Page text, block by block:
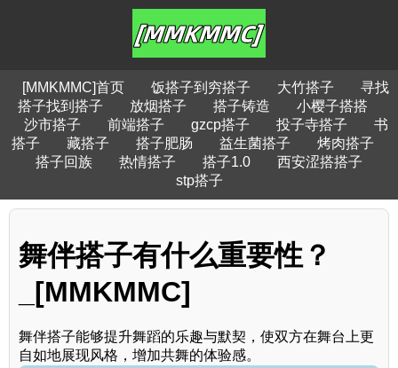
[MMKMMC]首页 饭搭子到穷搭子 大竹搭子
寻找
搭子找到搭子
放烟搭子 搭子铸造
小樱子搭搭
沙市搭子
前端搭子 gzcp搭子 投子寺搭子
书
搭子
藏搭子 搭子肥肠 益生菌搭子
烤肉搭子
搭子回族
热情搭子 搭子1.0
西安涩搭搭子
stp搭子
舞伴搭子有什么重要性？
_[MMKMMC]
舞伴搭子能够提升舞蹈的乐趣与默契，使双方在舞台上更
自如地展现风格，增加共舞的体验感。